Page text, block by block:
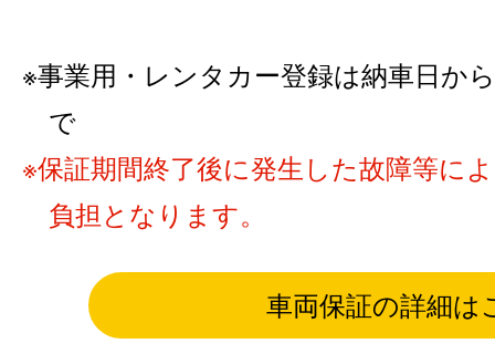
事業用・レンタカー登録は納車日か
で
保証期間終了後に発生した故障等に
負担となります。
車両保証の詳細は